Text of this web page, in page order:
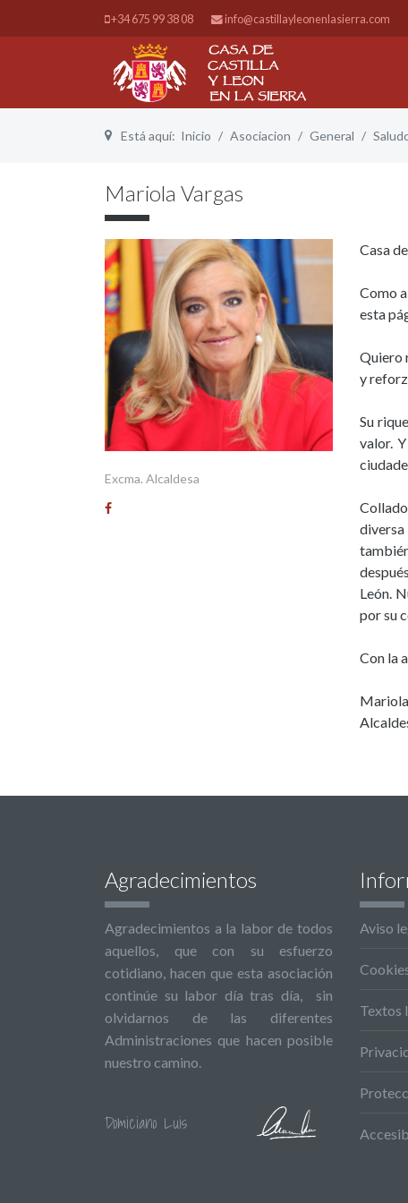
+34 675 99 38 08 info@castillayleonenlasierra.com
Está aquí: Inicio Asociacion General
Mariola Vargas
Excma. Alcaldesa
Casa
Como
esta
Quiero
y
Su
valor.
León.
por su
Con la
Agradecimientos
Agradecimientos a la labor de todos
aquellos, que con su esfuerzo
cotidiano, hacen que esta asociación
continúe su labor día tras día, sin
olvidarnos de las diferentes
Administraciones que hacen posible
nuestro camino.
Domiciano Luis
Aviso
Textos